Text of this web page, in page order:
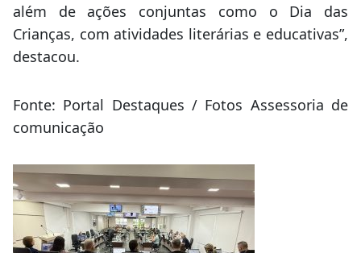
além de ações conjuntas como o Dia das
Crianças, com atividades literárias e educativas”,
destacou.
Fonte: Portal Destaques / Fotos Assessoria de
comunicação